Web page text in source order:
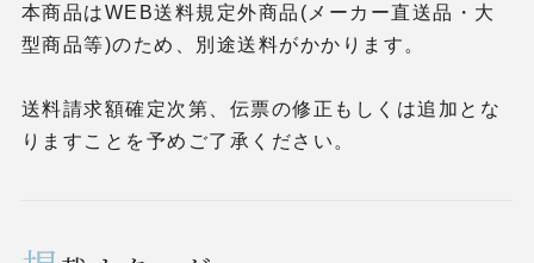
本商品はWEB送料規定外商品(メーカー直送品・大
型商品等)のため、別途送料がかかります。
送料請求額確定次第、伝票の修正もしくは追加とな
りますことを予めご了承ください。